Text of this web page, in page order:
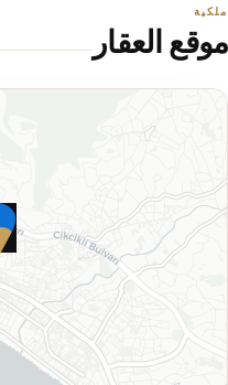
ملكية
موقع العقار